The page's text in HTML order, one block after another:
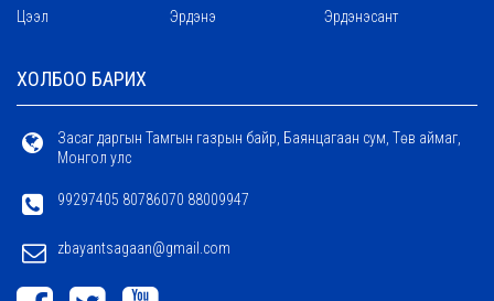
Цээл
Эрдэнэ Эрдэнэсант
ХОЛБОО БАРИХ
Засаг даргын Тамгын газрын байр, Баянцагаан сум, Төв аймаг,
Монгол улс
99297405 80786070 88009947
zbayantsagaan@gmail.com